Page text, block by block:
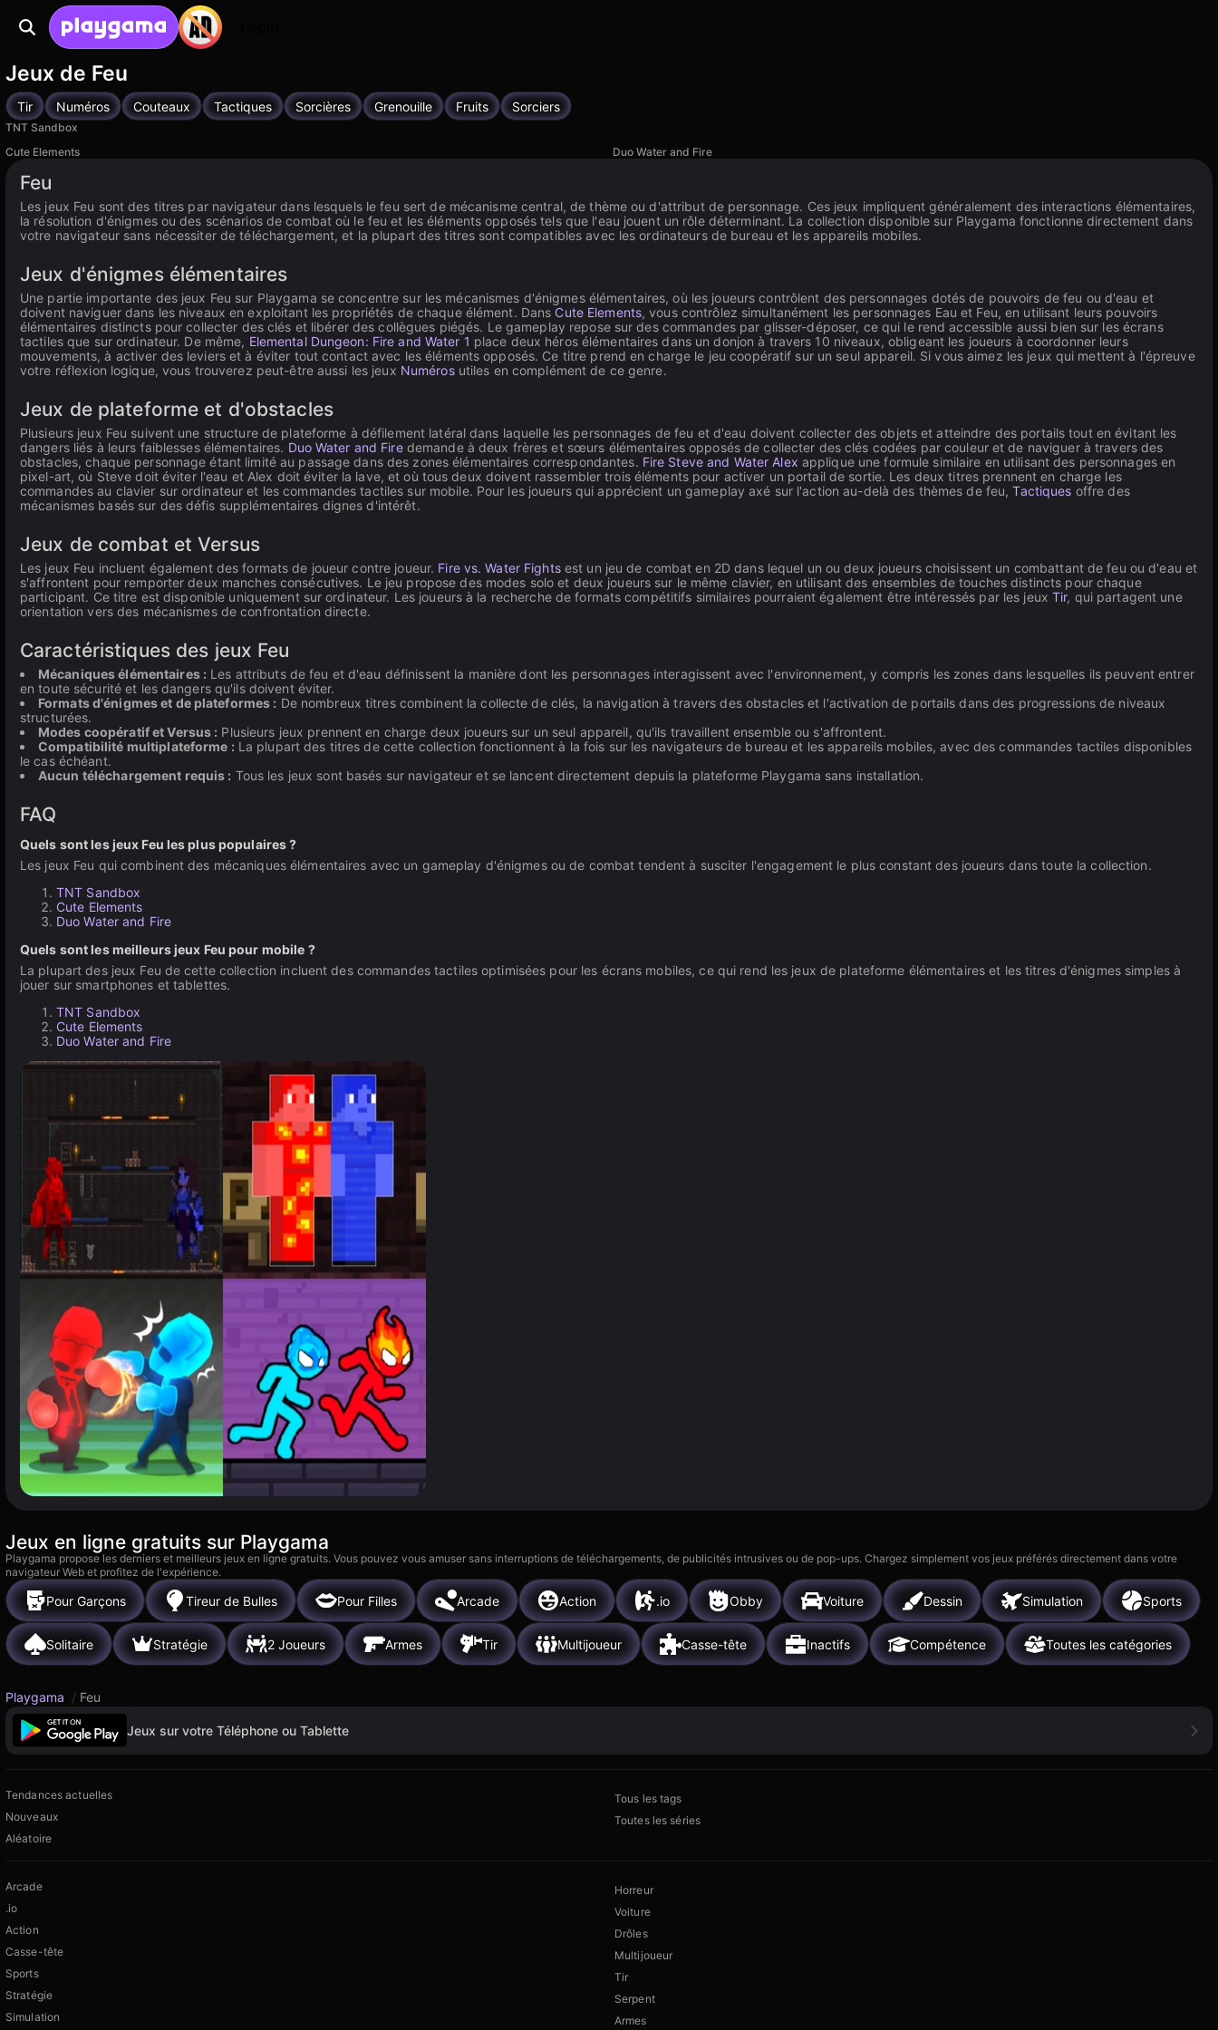
Jeux de Feu
Tir Numéros Couteaux Tactiques Sorcières Grenouille Fruits Sorciers
TNT Sandbox
Cute Elements
Duo Water and Fire
Feu
Les jeux Feu sont des titres par navigateur dans lesquels le feu sert de mécanisme central, de thème ou d'attribut de personnage. Ces jeux impliquent généralement des interactions élémentaires,
la résolution d'énigmes ou des scénarios de combat où le feu et les éléments opposés tels que l'eau jouent un rôle déterminant. La collection disponible sur Playgama fonctionne directement dans
votre navigateur sans nécessiter de téléchargement, et la plupart des titres sont compatibles avec les ordinateurs de bureau et les appareils mobiles.
Jeux d'énigmes élémentaires
Une partie importante des jeux Feu sur Playgama se concentre sur les mécanismes d'énigmes élémentaires, où les joueurs contrôlent des personnages dotés de pouvoirs de feu ou d'eau et
doivent naviguer dans les niveaux en exploitant les propriétés de chaque élément. Dans Cute Elements, vous contrôlez simultanément les personnages Eau et Feu, en utilisant leurs pouvoirs
élémentaires distincts pour collecter des clés et libérer des collègues piégés. Le gameplay repose sur des commandes par glisser-déposer, ce qui le rend accessible aussi bien sur les écrans
tactiles que sur ordinateur. De même, Elemental Dungeon: Fire and Water 1 place deux héros élémentaires dans un donjon à travers 10 niveaux, obligeant les joueurs à coordonner leurs
mouvements, à activer des leviers et à éviter tout contact avec les éléments opposés. Ce titre prend en charge le jeu coopératif sur un seul appareil. Si vous aimez les jeux qui mettent à l'épreuve
votre réflexion logique, vous trouverez peut-être aussi les jeux Numérosutiles en complément de ce genre.
Jeux de plateforme et d'obstacles
Plusieurs jeux Feu suivent une structure de plateforme à défilement latéral dans laquelle les personnages de feu et d'eau doivent collecter des objets et atteindre des portails tout en évitant les
dangers liés à leurs faiblesses élémentaires. Duo Water and Firedemande à deux frères et sœurs élémentaires opposés de collecter des clés codées par couleur et de naviguer à travers des
obstacles, chaque personnage étant limité au passage dans des zones élémentaires correspondantes. Fire Steve and Water Alex applique une formule similaire en utilisant des personnages en
pixel-art, où Steve doit éviter l'eau et Alex doit éviter la lave, et où tous deux doivent rassembler trois éléments pour activer un portail de sortie. Les deux titres prennent en charge les
commandes au clavier sur ordinateur et les commandes tactiles sur mobile. Pour les joueurs qui apprécient un gameplay axé sur l'action au-delà des thèmes de feu,Tactiques offre des
mécanismes basés sur des défis supplémentaires dignes d'intérêt.
Jeux de combat et Versus
Les jeux Feu incluent également des formats de joueur contre joueur. Fire vs. Water Fightsest un jeu de combat en 2D dans lequel un ou deux joueurs choisissent un combattant de feu ou d'eau et
s'affrontent pour remporter deux manches consécutives. Le jeu propose des modes solo et deux joueurs sur le même clavier, en utilisant des ensembles de touches distincts pour chaque
participant. Ce titre est disponible uniquement sur ordinateur. Les joueurs à la recherche de formats compétitifs similaires pourraient également être intéressés par les jeux Tir, qui partagent une
orientation vers des mécanismes de confrontation directe.
Caractéristiques des jeux Feu
Mécaniques élémentaires : Les attributs de feu et d'eau définissent la manière dont les personnages interagissent avec l'environnement, y compris les zones dans lesquelles ils peuvent entrer
en toute sécurité et les dangers qu'ils doivent éviter.
Formats d'énigmes et de plateformes : De nombreux titres combinent la collecte de clés, la navigation à travers des obstacles et l'activation de portails dans des progressions de niveaux
structurées.
Modes coopératif et Versus : Plusieurs jeux prennent en charge deux joueurs sur un seul appareil, qu'ils travaillent ensemble ou s'affrontent.
Compatibilité multiplateforme : La plupart des titres de cette collection fonctionnent à la fois sur les navigateurs de bureau et les appareils mobiles, avec des commandes tactiles disponibles
le cas échéant.
Aucun téléchargement requis : Tous les jeux sont basés sur navigateur et se lancent directement depuis la plateforme Playgama sans installation.
FAQ
Quels sont les jeux Feu les plus populaires ?
Les jeux Feu qui combinent des mécaniques élémentaires avec un gameplay d'énigmes ou de combat tendent à susciter l'engagement le plus constant des joueurs dans toute la collection.
TNT Sandbox
Cute Elements
Duo Water and Fire
Quels sont les meilleurs jeux Feu pour mobile ?
La plupart des jeux Feu de cette collection incluent des commandes tactiles optimisées pour les écrans mobiles, ce qui rend les jeux de plateforme élémentaires et les titres d'énigmes simples à
jouer sur smartphones et tablettes.
TNT Sandbox
Cute Elements
Duo Water and Fire
Jeux en ligne gratuits sur Playgama
Playgama propose les derniers et meilleurs jeux en ligne gratuits. Vous pouvez vous amuser sans interruptions de téléchargements, de publicités intrusives ou de pop-ups. Chargez simplement vos jeux préférés directement dans votre
navigateur Web et profitez de l'expérience.
Pour Garçons Tireur de Bulles Pour Filles Arcade Action .io Obby Voiture Dessin Simulation Sports
Solitaire Stratégie 2 Joueurs Armes Tir Multijoueur Casse-tête Inactifs Compétence Toutes les catégories
Playgama / Feu
Jeux sur votre Téléphone ou Tablette
Tendances actuelles
Nouveaux
Aléatoire
Tous les tags
Toutes les séries
Arcade
.io
Action
Casse-tête
Sports
Stratégie
Simulation
Horreur
Voiture
Drôles
Multijoueur
Tir
Serpent
Armes